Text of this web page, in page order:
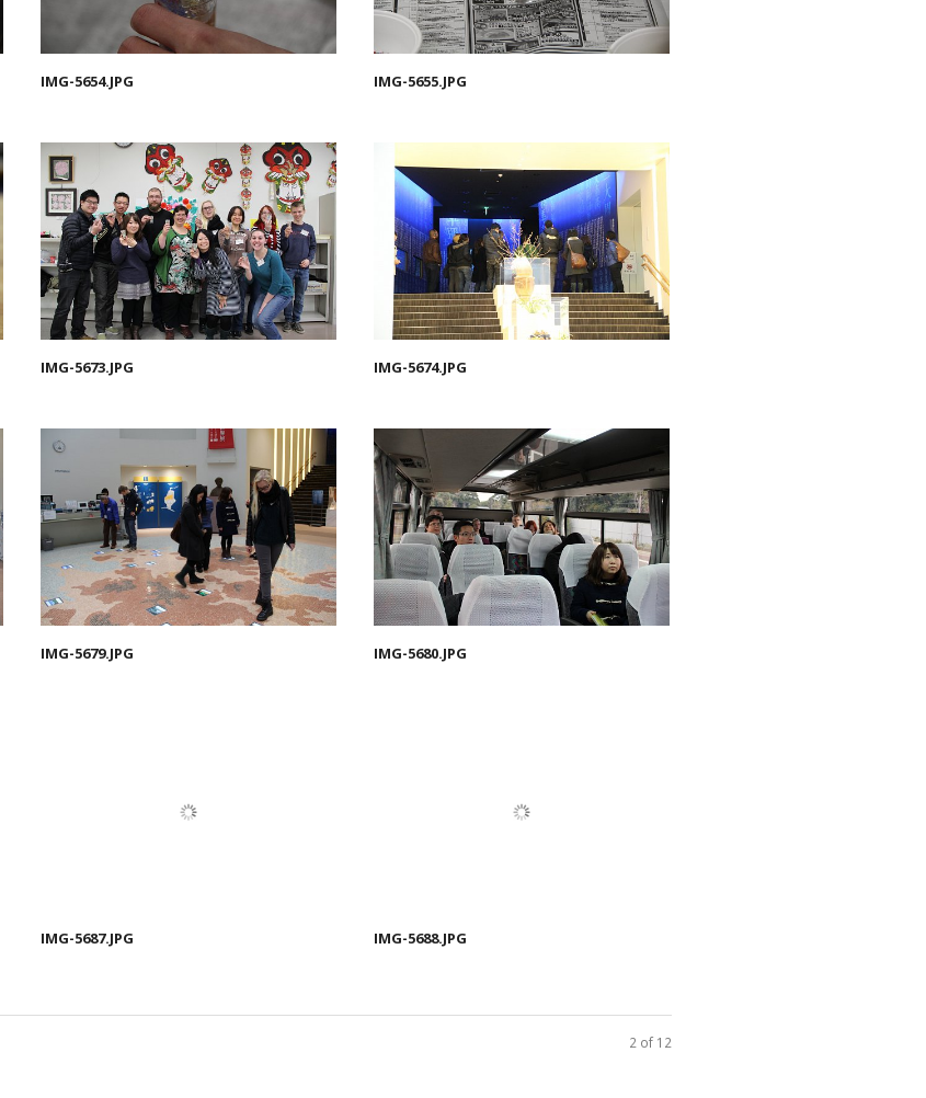
IMG-5654.JPG IMG-5655.JPG
IMG-5673.JPG IMG-5674.JPG
IMG-5679.JPG IMG-5680.JPG
IMG-5687.JPG IMG-5688.JPG
2 of 12